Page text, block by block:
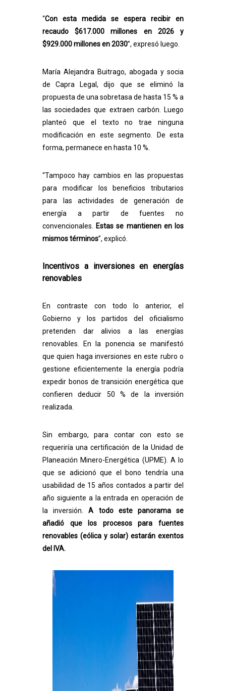
“Con esta medida se espera recibir en
recaudo $617.000 millones en 2026 y
$929.000 millones en 2030”, expresó luego.
María Alejandra Buitrago, abogada y socia
de Capra Legal, dijo que se eliminó la
propuesta de una sobretasa de hasta 15 % a
las sociedades que extraen carbón. Luego
planteó que el texto no trae ninguna
modificación en este segmento. De esta
forma, permanece en hasta 10 %.
“Tampoco hay cambios en las propuestas
para modificar los beneficios tributarios
para las actividades de generación de
energía a partir de fuentes no
convencionales.
Estas se mantienen en los
mismos términos”, explicó.
Incentivos a inversiones en energías
renovables
En contraste con todo lo anterior, el
Gobierno y los partidos del oficialismo
pretenden dar alivios a las energías
renovables. En la ponencia se manifestó
que quien haga inversiones en este rubro o
gestione eficientemente la energía podría
expedir bonos de transición energética que
confieren deducir 50 % de la inversión
realizada.
Sin embargo, para contar con esto se
requeriría una certificación de la Unidad de
Planeación Minero-Energética (UPME). A lo
que se adicionó que el bono tendría una
usabilidad de 15 años contados a partir del
año siguiente a la entrada en operación de
la inversión.A todo este panorama se
añadió que los procesos para fuentes
renovables (eólica y solar) estarán exentos
del IVA.